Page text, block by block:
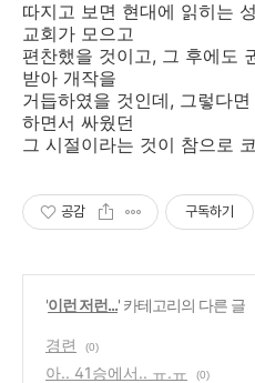
따지고 보면 현대에 읽히는
교회가 모으고
편찬했을 것이고, 그 후에도
받아 개작을
거듭하였을 것인데, 그렇다
하면서 싸웠던
그 시절이라는 것이 참으로
공감 구독하기
'이런 저런...' 카테고리의 다른 글
경련 (0)
아.. 41승에서.. ㅠ.ㅠ (0)